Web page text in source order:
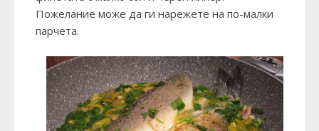
Пожелание може да ги нарежете на по-малки
парчета.